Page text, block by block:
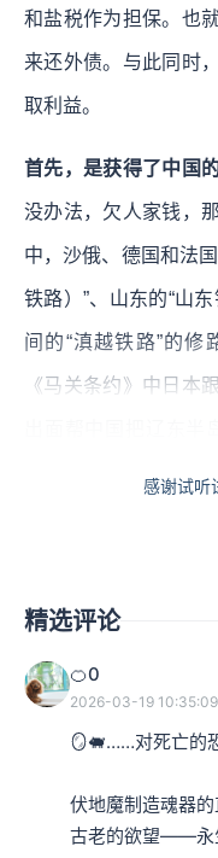
和盐税作为担保。也
来还外债。与此同时
取利益。
首先，是获得了中国
没办法，欠人家钱，
中，沙俄、德国和法
铁路）”、山东的“山
间的“滇越铁路”的修
《马关条约》中日本
辽”事件。在这个事情
筑权。
本集编辑：粒子、予周
感谢试听
精选评论
🍊0
2026-03-19 10:35:09
🪞🐖……对死亡的
伏地魔制造魂器
古老的欲望——永